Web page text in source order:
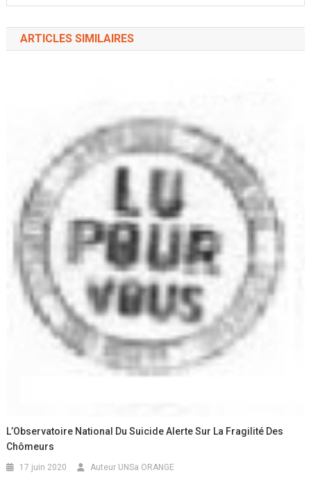
ARTICLES SIMILAIRES
L’Observatoire National Du Suicide Alerte Sur La Fragilité Des
Chômeurs
17 juin 2020 Auteur UNSa ORANGE